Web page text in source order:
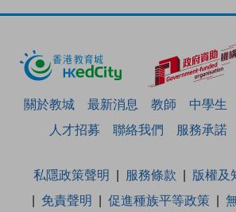
關於教城 最新消息 教師 中學生
人才招募
聯絡我們 服務承諾
私隱政策聲明 服務條款
版權及
免責聲明
促進種族平等政策